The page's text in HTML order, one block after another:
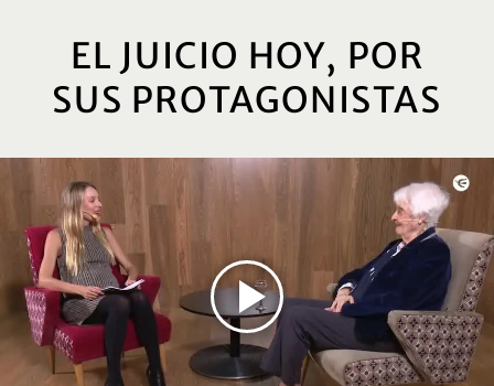
EL JUICIO HOY, POR
SUS PROTAGONISTAS